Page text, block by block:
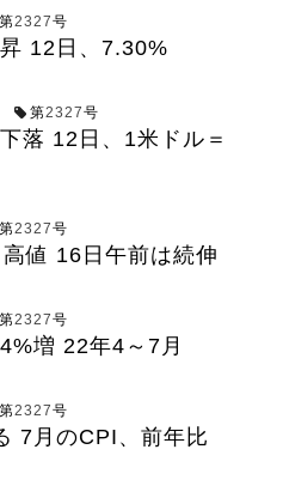
第2327号
12日、7.30%
第2327号
落 12日、1米ドル＝
第2327号
値 16日午前は続伸
第2327号
増 22年4～7月
第2327号
7月のCPI、前年比